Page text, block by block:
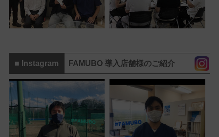
■ Instagram FAMUBO 導入店舗様のご紹介